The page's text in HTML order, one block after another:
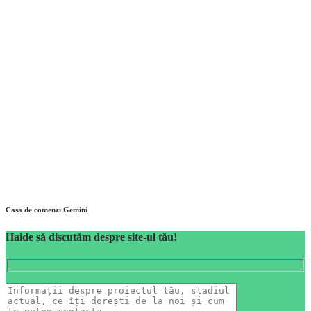
Casa de comenzi Gemini
Haide să discutăm despre site-ul tău!